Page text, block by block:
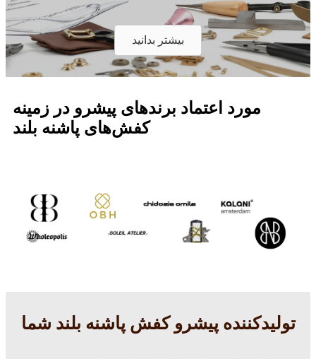
بیشتر بدانید
مورد اعتماد برندهای پیشرو در زمینه
کفش‌های پاشنه بلند
تولیدکننده پیشرو کفش پاشنه بلند شما